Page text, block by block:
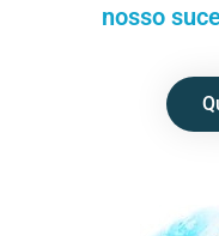
nosso